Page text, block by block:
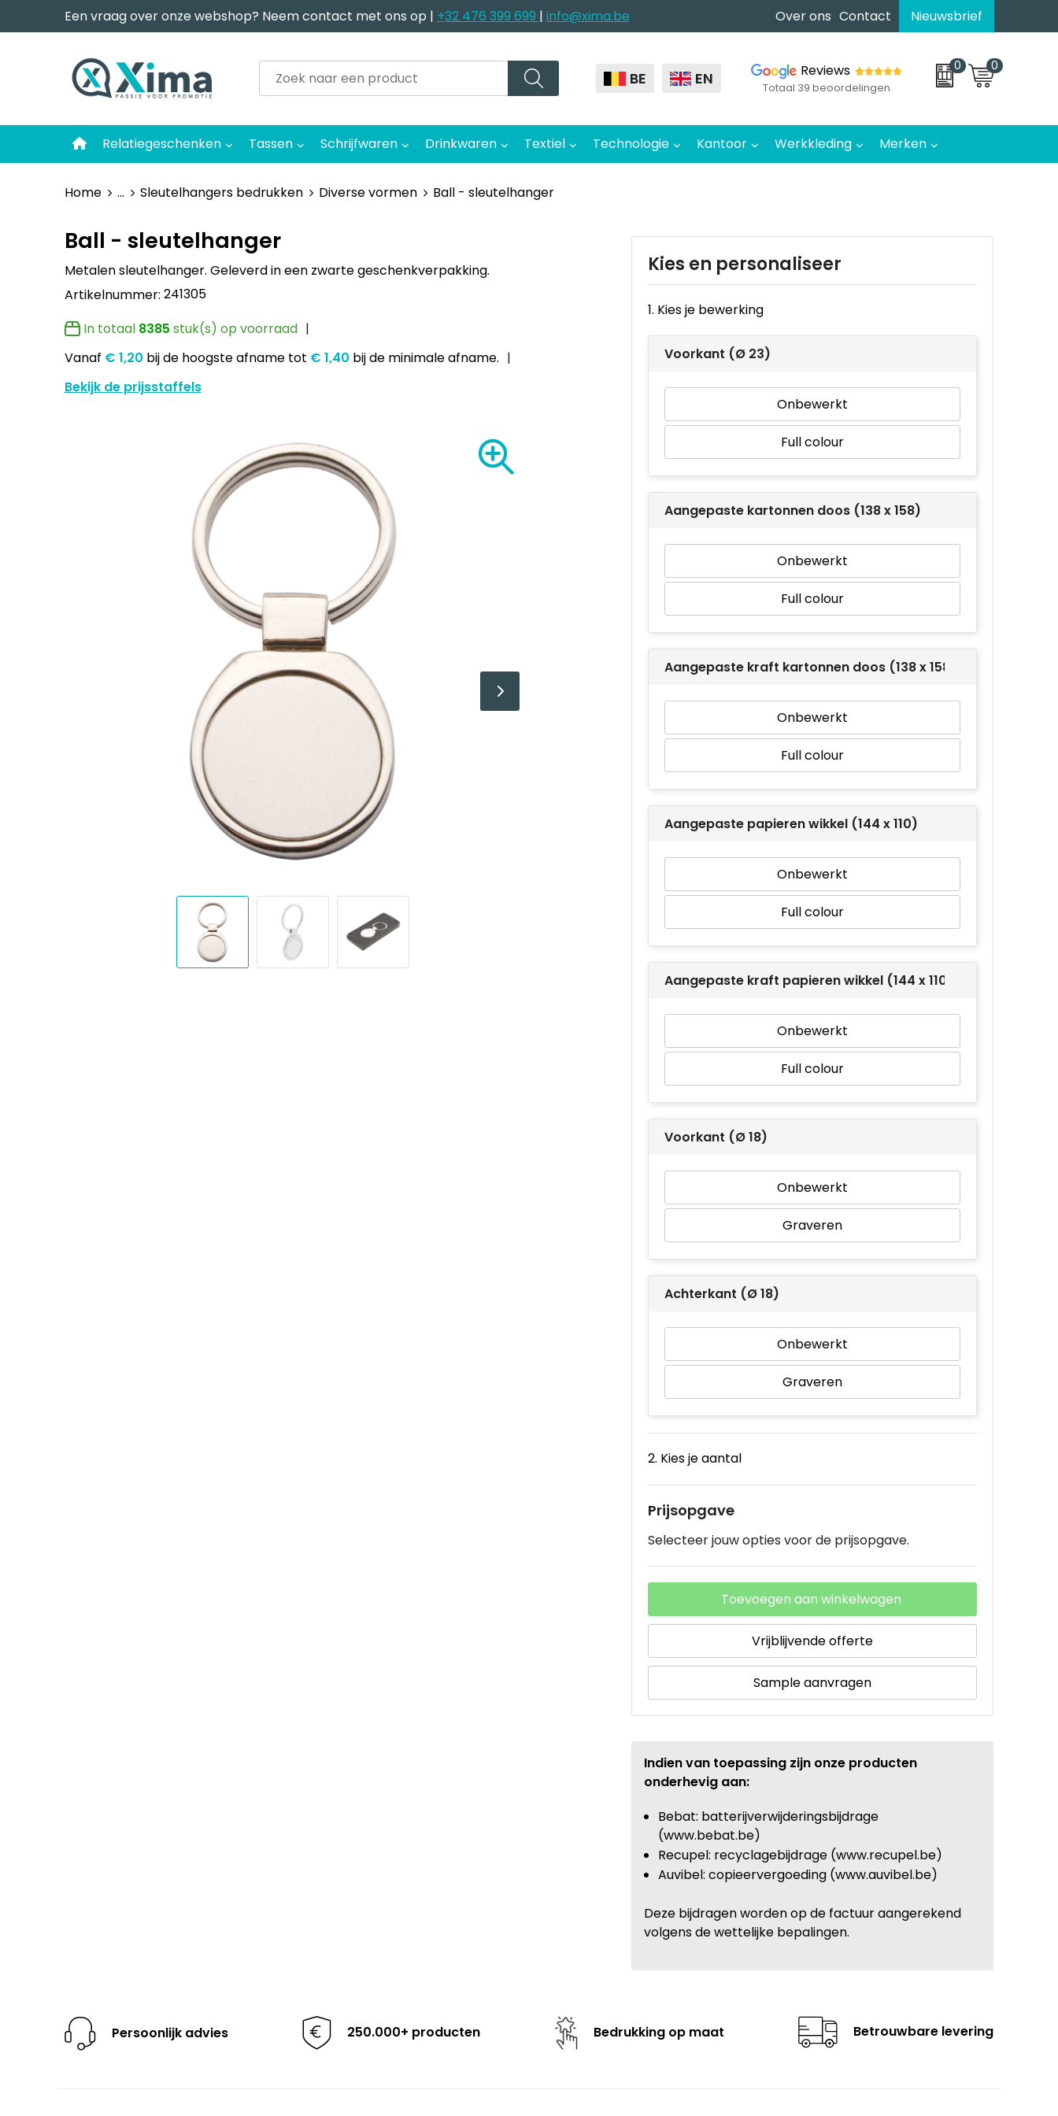
Een vraag over onze webshop? Neem contact met ons op | +32 476 399 699 | info@xima.be Over ons Contact Nieuwsbrief
BE EN Reviews
Totaal 39 beoordelingen
0 0
Relatiegeschenken Tassen Schrijfwaren Drinkwaren Textiel Technologie Kantoor Werkkleding Merken
Home ... Sleutelhangers bedrukken Diverse vormen Ball - sleutelhanger
Ball - sleutelhanger
Metalen sleutelhanger. Geleverd in een zwarte geschenkverpakking.
Artikelnummer: 241305
In totaal 8385 stuk(s) op voorraad
Vanaf € 1,20 bij de hoogste afnametot € 1,40 bij de minimale afname.
Bekijk de prijsstaffels
Kies en personaliseer
1. Kies je bewerking
Voorkant (Ø 23)
Onbewerkt
Full colour
Aangepaste kartonnen doos (138 x 158)
Onbewerkt
Full colour
Aangepaste kraft kartonnen doos (138 x 158)
Onbewerkt
Full colour
Aangepaste papieren wikkel (144 x 110)
Onbewerkt
Full colour
Aangepaste kraft papieren wikkel (144 x 110)
Onbewerkt
Full colour
Voorkant (Ø 18)
Onbewerkt
Graveren
Achterkant (Ø 18)
Onbewerkt
Graveren
2. Kies je aantal
Prijsopgave
Selecteer jouw opties voor de prijsopgave.
Toevoegen aan winkelwagen
Vrijblijvende offerte
Sample aanvragen
Indien van toepassing zijn onze producten
onderhevig aan:
Bebat: batterijverwijderingsbijdrage
(www.bebat.be)
Recupel: recyclagebijdrage (www.recupel.be)
Auvibel: copieervergoeding (www.auvibel.be)
Deze bijdragen worden op de factuur aangerekend
volgens de wettelijke bepalingen.
Persoonlijk advies 250.000+ producten Bedrukking op maat Betrouwbare levering